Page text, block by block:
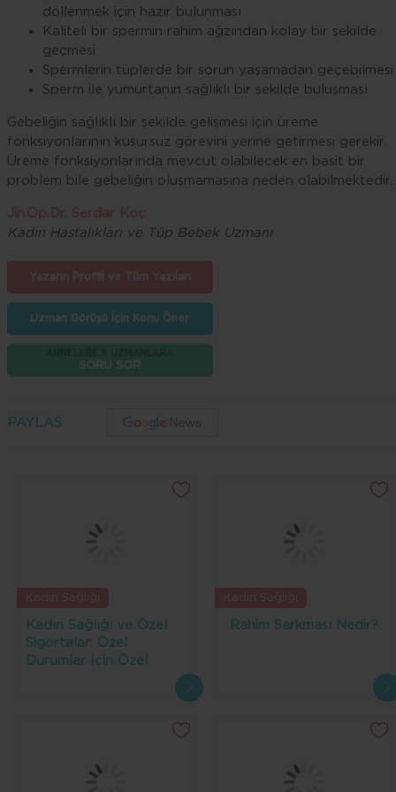
döllenmek için hazır bulunması
Kaliteli bir spermin rahim ağzından kolay bir şekilde
geçmesi
Spermlerin tüplerde bir sorun yaşamadan geçebilmesi
Sperm ile yumurtanın sağlıklı bir şekilde buluşması
Gebeliğin sağlıklı bir şekilde gelişmesi için üreme
fonksiyonlarının kusursuz görevini yerine getirmesi gerekir.
Üreme fonksiyonlarında mevcut olabilecek en basit bir
problem bile gebeliğin oluşmamasına neden olabilmektedir.
Kadın Hastalıkları ve Tüp Bebek Uzmanı
Uzman Görüşü İçin Konu Öner
SORU SOR
PAYLAŞ
Kadın Sağlığı ve Özel
Sigortalar: Özel
Durumlar İçin Özel
Rahim Sarkması Nedir?